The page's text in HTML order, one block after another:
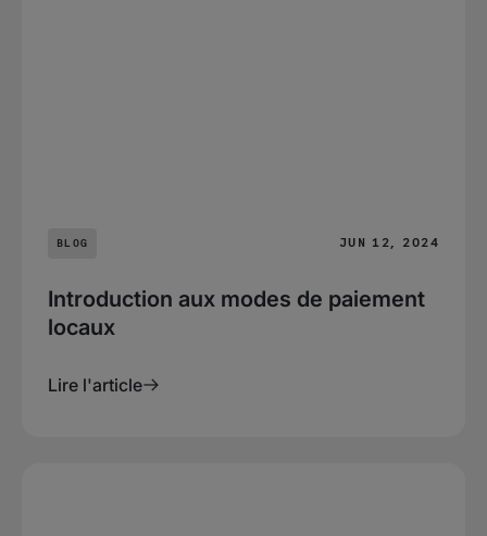
BLOG JUN 12, 2024
Introduction aux modes de paiement
locaux
Lire l'article